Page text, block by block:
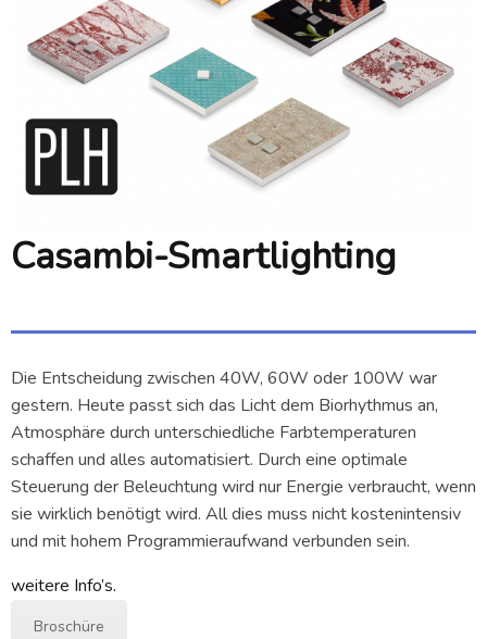
Casambi-Smartlighting
Die Entscheidung zwischen 40W, 60W oder 100W war
gestern. Heute passt sich das Licht dem Biorhythmus an,
Atmosphäre durch unterschiedliche Farbtemperaturen
schaffen und alles automatisiert. Durch eine optimale
Steuerung der Beleuchtung wird nur Energie verbraucht, wenn
sie wirklich benötigt wird. All dies muss nicht kostenintensiv
und mit hohem Programmieraufwand verbunden sein.
weitere Info’s.
Broschüre